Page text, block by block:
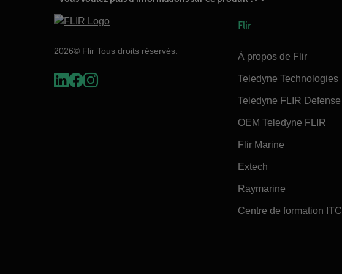
2026© Flir Tous droits réservés.
Flir
À propos de Flir
Teledyne Technologies
Teledyne FLIR Defense
OEM Teledyne FLIR
Flir Marine
Extech
Raymarine
Centre de formation ITC